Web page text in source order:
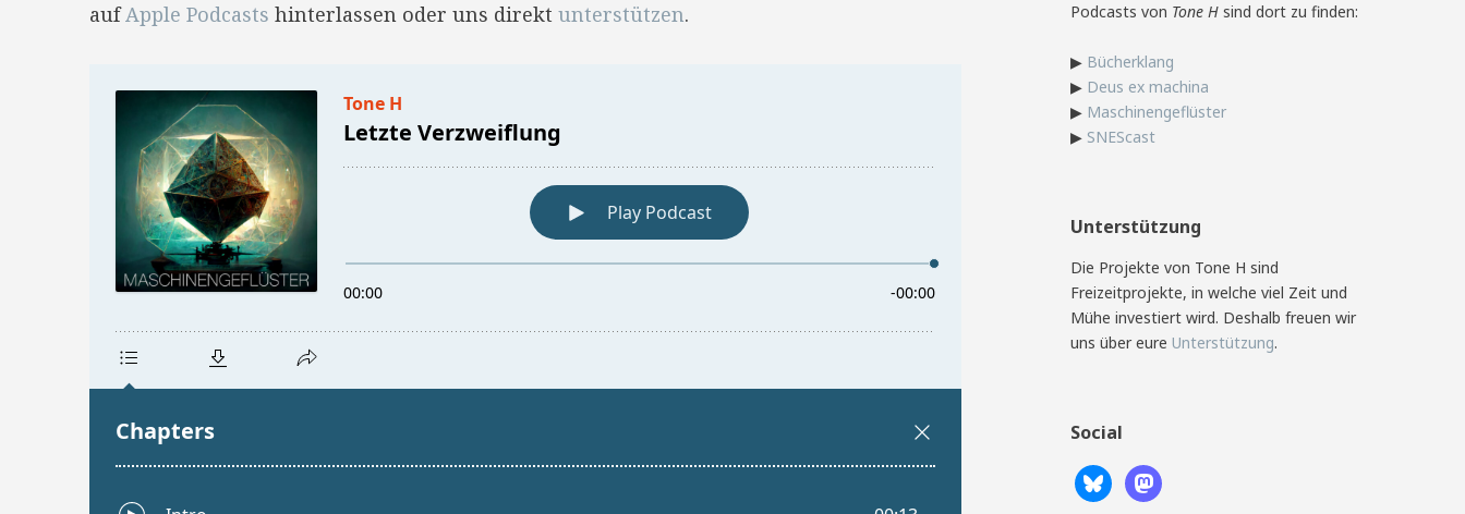
aufApple Podcasts hinterlassen oder uns direkt unterstützen.
Podcasts von Tone H sind dort zu finden:
▶ Bücherklang
▶ Deus ex machina
▶ Maschinengeflüster
▶ SNEScast
Unterstützung
Die Projekte von Tone H sind
Freizeitprojekte, in welche viel Zeit und
Mühe investiert wird. Deshalb freuen wir
uns über eure Unterstützung.
Social